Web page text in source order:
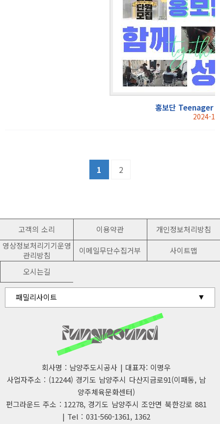
홍보단 Teenager
2024-
1 2
고객의 소리 이용약관
개인정보처리방침
영상정보처리기기운영
관리방침
이메일무단수집거부 사이트맵
오시는길
패밀리사이트
유관기관 홈페이지
회사명 : 남양주도시공사 | 대표자: 이명우
사업자주소 : (12244) 경기도 남양주시 다산지금로91(이패동, 남
양주체육문화센터)
펀그라운드 주소 : 12278, 경기도 남양주시 조안면 북한강로 881
| Tel : 031-560-1361, 1362